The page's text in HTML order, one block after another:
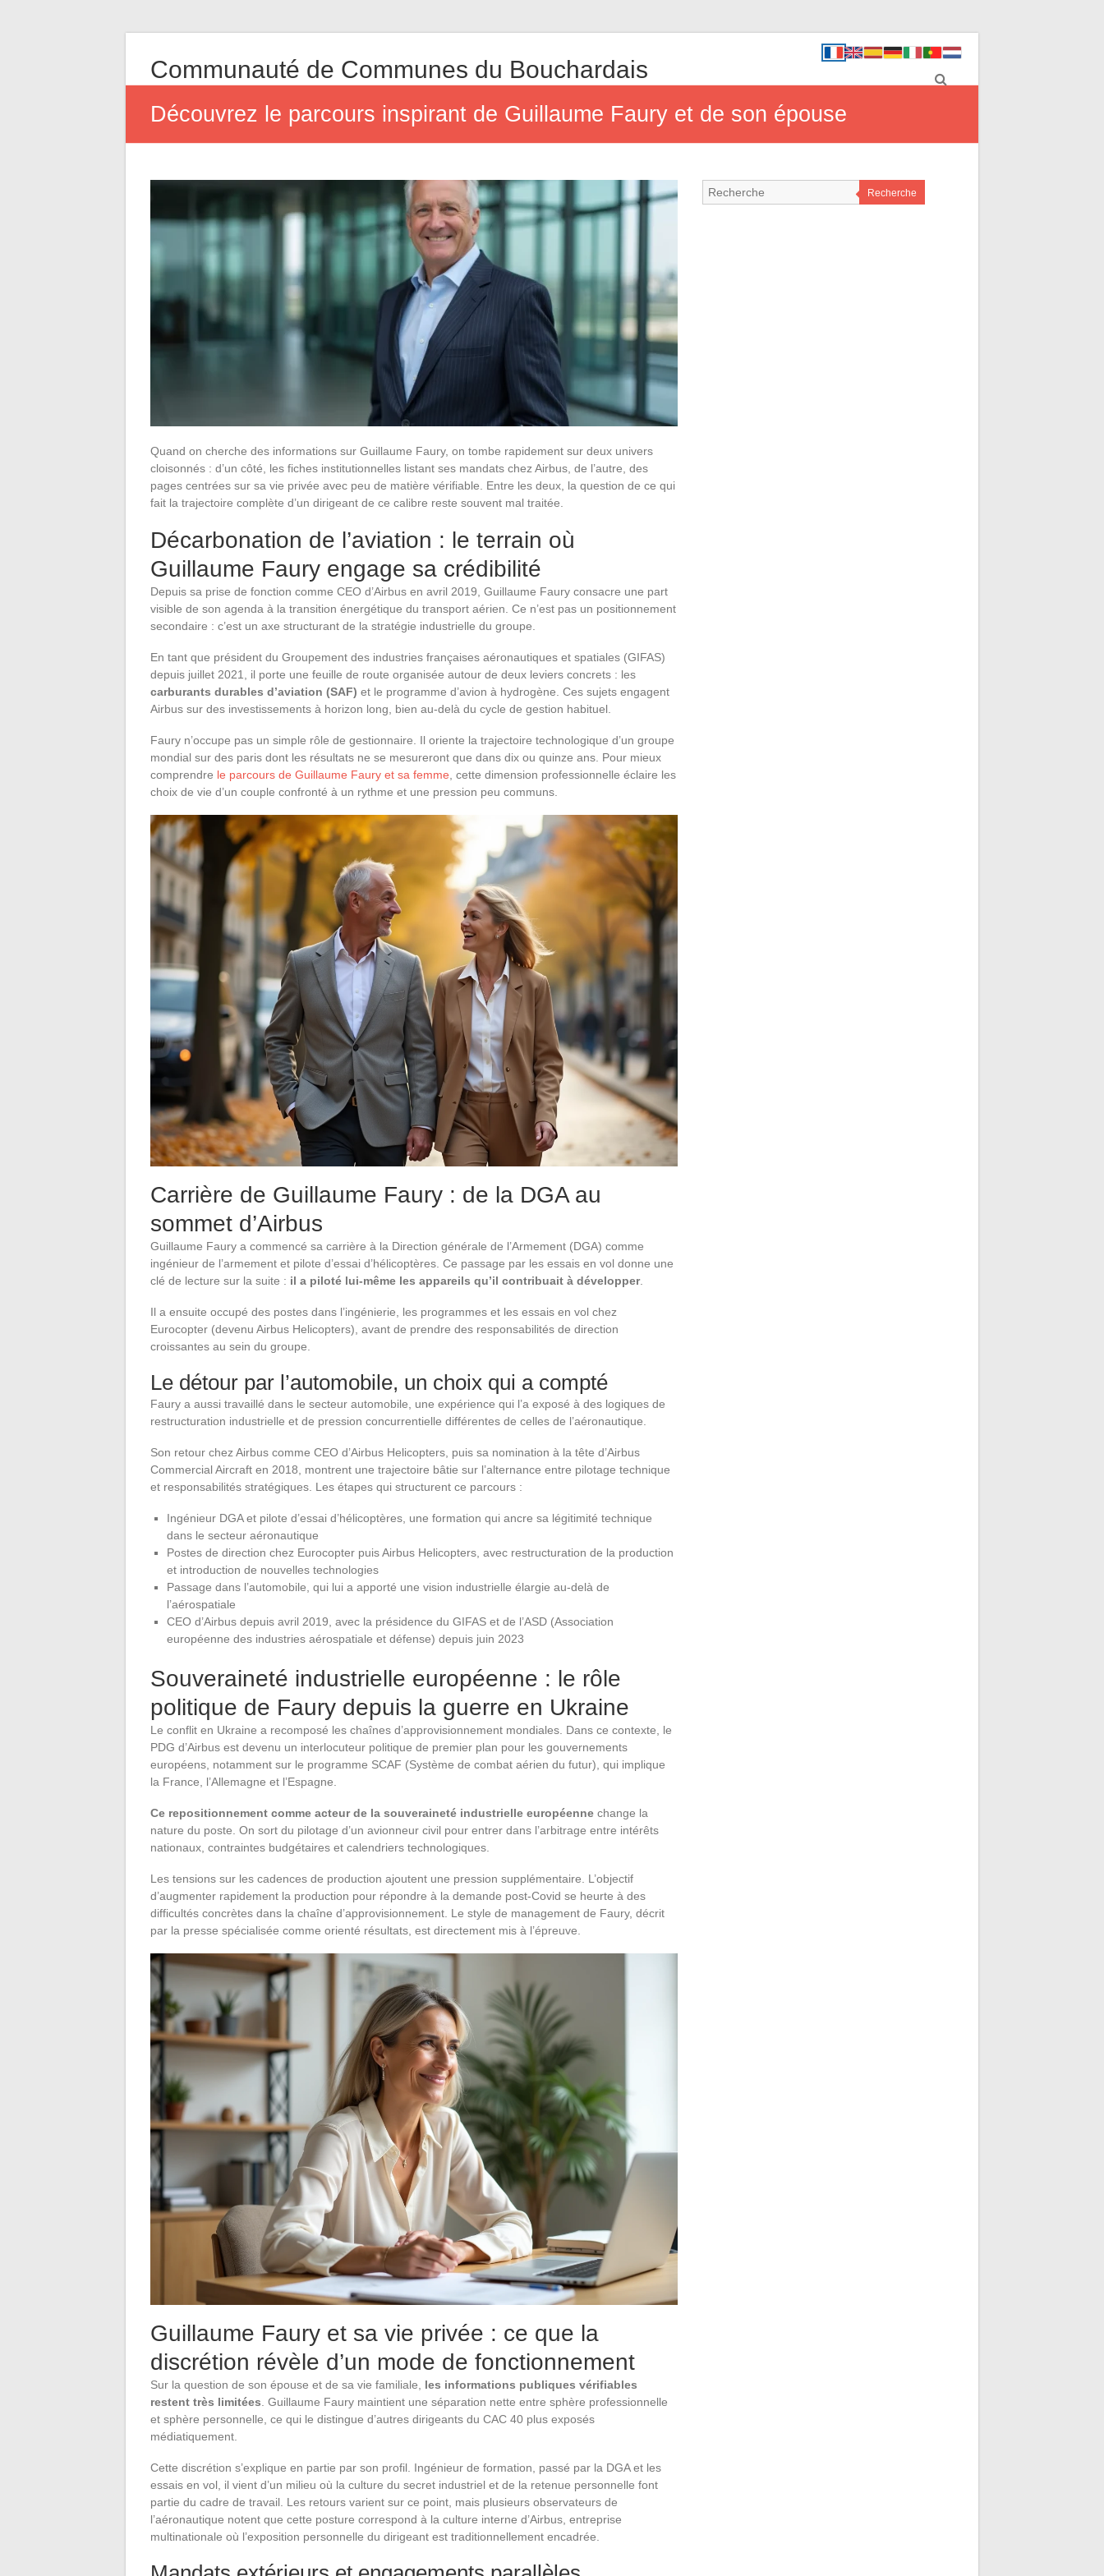
Communauté de Communes du Bouchardais
Découvrez le parcours inspirant de Guillaume Faury et de son épouse
Quand on cherche des informations sur Guillaume Faury, on tombe rapidement sur deux univers
cloisonnés : d’un côté, les fiches institutionnelles listant ses mandats chez Airbus, de l’autre, des
pages centrées sur sa vie privée avec peu de matière vérifiable. Entre les deux, la question de ce qui
fait la trajectoire complète d’un dirigeant de ce calibre reste souvent mal traitée.
Décarbonation de l’aviation : le terrain où
Guillaume Faury engage sa crédibilité
Depuis sa prise de fonction comme CEO d’Airbus en avril 2019, Guillaume Faury consacre une part
visible de son agenda à la transition énergétique du transport aérien. Ce n’est pas un positionnement
secondaire : c’est un axe structurant de la stratégie industrielle du groupe.
En tant que président du Groupement des industries françaises aéronautiques et spatiales (GIFAS)
depuis juillet 2021, il porte une feuille de route organisée autour de deux leviers concrets : les
carburants durables d’aviation (SAF) et le programme d’avion à hydrogène. Ces sujets engagent
Airbus sur des investissements à horizon long, bien au-delà du cycle de gestion habituel.
Faury n’occupe pas un simple rôle de gestionnaire. Il oriente la trajectoire technologique d’un groupe
mondial sur des paris dont les résultats ne se mesureront que dans dix ou quinze ans. Pour mieux
comprendre le parcours de Guillaume Faury et sa femme , cette dimension professionnelle éclaire les
choix de vie d’un couple confronté à un rythme et une pression peu communs.
Carrière de Guillaume Faury : de la DGA au
sommet d’Airbus
Guillaume Faury a commencé sa carrière à la Direction générale de l’Armement (DGA) comme
ingénieur de l’armement et pilote d’essai d’hélicoptères. Ce passage par les essais en vol donne une
clé de lecture sur la suite : il a piloté lui-même les appareils qu’il contribuait à développer.
Il a ensuite occupé des postes dans l’ingénierie, les programmes et les essais en vol chez
Eurocopter (devenu Airbus Helicopters), avant de prendre des responsabilités de direction
croissantes au sein du groupe.
Le détour par l’automobile, un choix qui a compté
Faury a aussi travaillé dans le secteur automobile, une expérience qui l’a exposé à des logiques de
restructuration industrielle et de pression concurrentielle différentes de celles de l’aéronautique.
Son retour chez Airbus comme CEO d’Airbus Helicopters, puis sa nomination à la tête d’Airbus
Commercial Aircraft en 2018, montrent une trajectoire bâtie sur l’alternance entre pilotage technique
et responsabilités stratégiques. Les étapes qui structurent ce parcours :
Ingénieur DGA et pilote d’essai d’hélicoptères, une formation qui ancre sa légitimité technique
dans le secteur aéronautique
Postes de direction chez Eurocopter puis Airbus Helicopters, avec restructuration de la production
et introduction de nouvelles technologies
Passage dans l’automobile, qui lui a apporté une vision industrielle élargie au-delà de
l’aérospatiale
CEO d’Airbus depuis avril 2019, avec la présidence du GIFAS et de l’ASD (Association
européenne des industries aérospatiale et défense) depuis juin 2023
Souveraineté industrielle européenne : le rôle
politique de Faury depuis la guerre en Ukraine
Le conflit en Ukraine a recomposé les chaînes d’approvisionnement mondiales. Dans ce contexte, le
PDG d’Airbus est devenu un interlocuteur politique de premier plan pour les gouvernements
européens, notamment sur le programme SCAF (Système de combat aérien du futur), qui implique
la France, l’Allemagne et l’Espagne.
Ce repositionnement comme acteur de la souveraineté industrielle européenne change la
nature du poste. On sort du pilotage d’un avionneur civil pour entrer dans l’arbitrage entre intérêts
nationaux, contraintes budgétaires et calendriers technologiques.
Les tensions sur les cadences de production ajoutent une pression supplémentaire. L’objectif
d’augmenter rapidement la production pour répondre à la demande post-Covid se heurte à des
difficultés concrètes dans la chaîne d’approvisionnement. Le style de management de Faury, décrit
par la presse spécialisée comme orienté résultats, est directement mis à l’épreuve.
Guillaume Faury et sa vie privée : ce que la
discrétion révèle d’un mode de fonctionnement
Sur la question de son épouse et de sa vie familiale, les informations publiques vérifiables
restent très limitées . Guillaume Faury maintient une séparation nette entre sphère professionnelle
et sphère personnelle, ce qui le distingue d’autres dirigeants du CAC 40 plus exposés
médiatiquement.
Cette discrétion s’explique en partie par son profil. Ingénieur de formation, passé par la DGA et les
essais en vol, il vient d’un milieu où la culture du secret industriel et de la retenue personnelle font
partie du cadre de travail. Les retours varient sur ce point, mais plusieurs observateurs de
l’aéronautique notent que cette posture correspond à la culture interne d’Airbus, entreprise
multinationale où l’exposition personnelle du dirigeant est traditionnellement encadrée.
Recherche